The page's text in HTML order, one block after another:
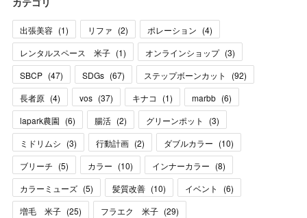
カテゴリ
出張美容 (1) リファ (2) ポレーション (4)
レンタルスペース 米子 (1) オンラインショップ (3)
SBCP (47) SDGs (67) ステップボーンカット (92)
長者原 (4) vos (37) キナコ (1) marbb (6)
lapark農園 (6) 腸活 (2) グリーンポット (3)
ミドリムシ (3) 行動計画 (2) ダブルカラー (10)
ブリーチ (5) カラー (10) インナーカラー (8)
カラーミューズ (5) 髪質改善 (10) イベント (6)
増毛 米子 (25) フラエク 米子 (29)